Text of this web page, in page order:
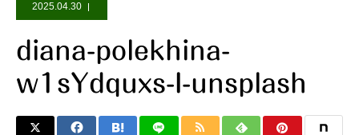
2025.04.30
diana-polekhina-
w1sYdquxs-I-unsplash